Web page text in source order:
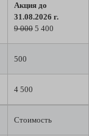
Акция до
31.08.2026 г.
9 000 5 400
500
4 500
Стоимость